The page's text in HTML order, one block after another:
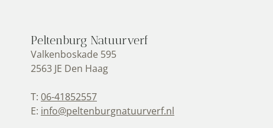
Peltenburg Natuurverf
Valkenboskade 595
2563 JE Den Haag
T: 06-41852557
E: info@peltenburgnatuurverf.nl